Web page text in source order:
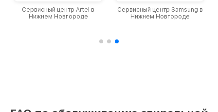
Сервисный центр Artel в
Нижнем Новгороде
Сервисный центр Samsung в
Нижнем Новгороде